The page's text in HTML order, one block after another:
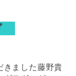
きました藤野貴